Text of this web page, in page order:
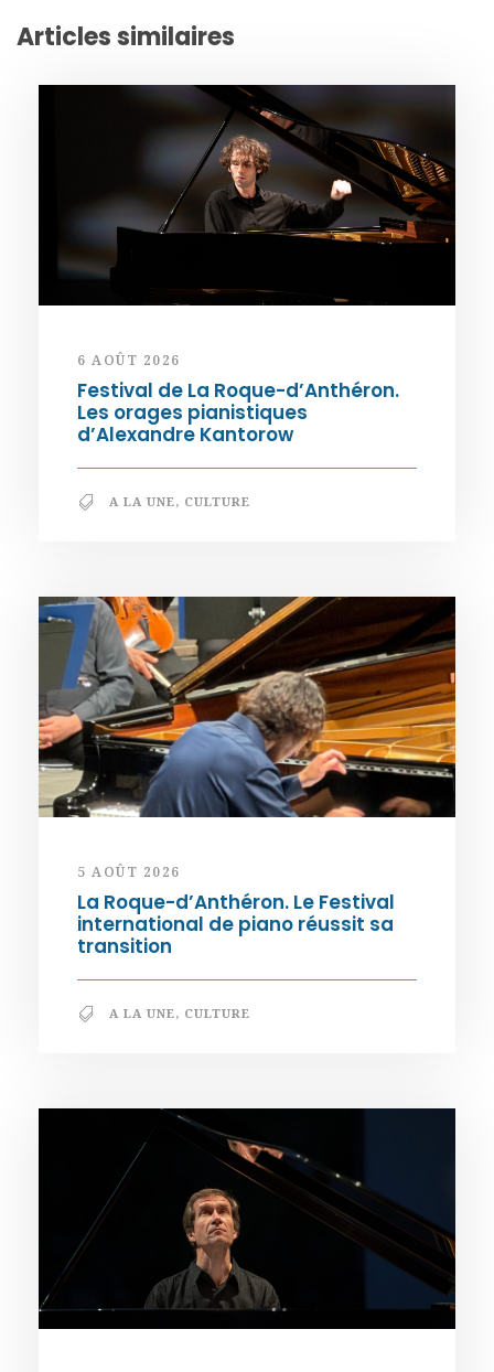
Articles similaires
6 AOÛT 2026
Festival de La Roque-d’Anthéron.
Les orages pianistiques
d’Alexandre Kantorow
A LA UNE, CULTURE
5 AOÛT 2026
La Roque-d’Anthéron. Le Festival
international de piano réussit sa
transition
A LA UNE, CULTURE